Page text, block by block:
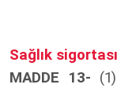
Sağlık sigortası
MADDE 13-